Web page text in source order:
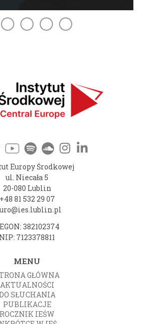
Europy Środkowej
ul. Niecała 5
20-080 Lublin
+48 81 532 29 07
382102374
NIP: 7123378811
MENU
GŁÓWNA
AKTUALNOŚCI
SŁUCHANIA
PUBLIKACJE
ROCZNIK IEŚW